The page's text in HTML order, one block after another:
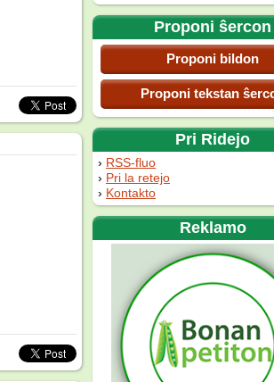
Proponi ŝercon
Proponi bildon
Proponi tekstan
Pri Ridejo
RSS-fluo
Pri la retejo
Kontakto
Reklamo